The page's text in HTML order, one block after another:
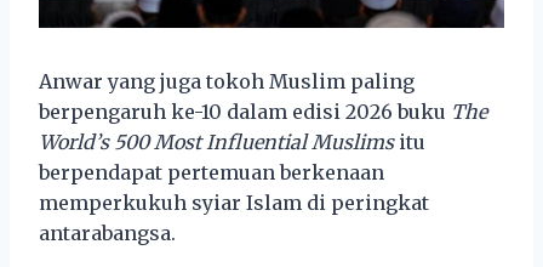
Anwar yang juga tokoh Muslim paling
berpengaruh ke-10 dalam edisi 2026 buku The
World’s 500 Most Influential Muslimsitu
berpendapat pertemuan berkenaan
memperkukuh syiar Islam di peringkat
antarabangsa.